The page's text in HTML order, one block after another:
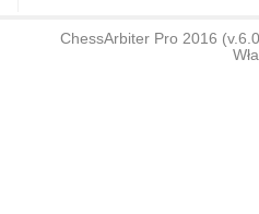
ChessArbiter Pro 2016